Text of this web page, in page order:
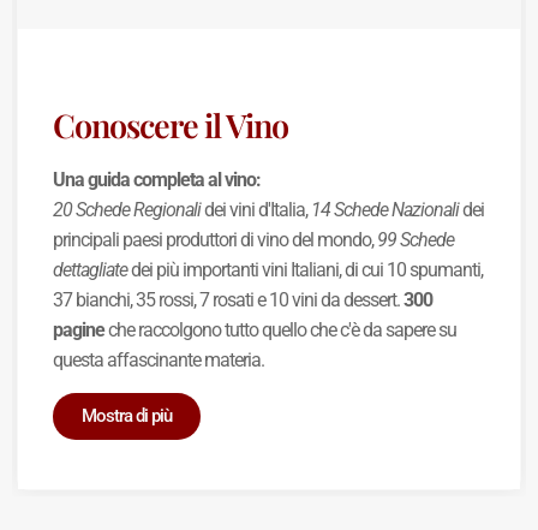
Conoscere il Vino
Una guida completa al vino:
20 Schede Regionalidei vini d'Italia, 14 Schede Nazionalidei
principali paesi produttori di vino del mondo,99 Schede
dettagliatedei più importanti vini Italiani, di cui 10 spumanti,
37 bianchi, 35 rossi, 7 rosati e 10 vini da dessert.300
pagineche raccolgono tutto quello che c'è da sapere su
questa affascinante materia.
Mostra di più